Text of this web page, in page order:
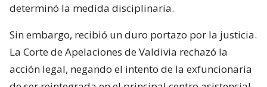
determinó la medida disciplinaria.
Sin embargo, recibió un duro portazo por la justicia.
La Corte de Apelaciones de Valdivia rechazó la
acción legal, negando el intento de la exfuncionaria